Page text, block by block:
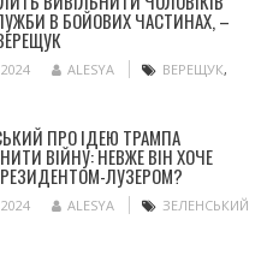
В БОЙОВИХ ЧАСТИНАХ, –
ALESYA ВЕРЕЩУК,
ПРО ІДЕЮ ТРАМПА
ВІЙНУ: НЕВЖЕ ВІН ХОЧЕ
ЛУЗЕРОМ?
ALESYA ЗЕЛЕНСЬКИЙ